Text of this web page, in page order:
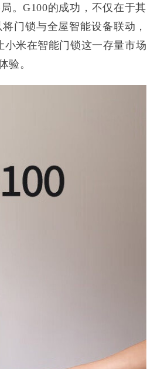
。G100的成功，不仅在于其
门锁与全屋智能设备联动，
小米在智能门锁这一存量市场
验。